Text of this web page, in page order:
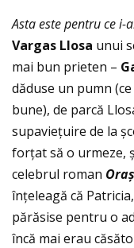
Asta este pentru ce i-
Vargas Llosa unui
mai bun prieten –
dăduse un pumn
bune), de parcă
supavieţuire de la
forţat să o urmeze,
celebrul roman Ora
înţeleagă că
părăsise pentru o
încă mai erau